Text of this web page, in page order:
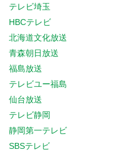
テレビ埼玉
HBCテレビ
北海道文化放送
青森朝日放送
福島放送
テレビユー福島
仙台放送
テレビ静岡
静岡第一テレビ
SBSテレビ